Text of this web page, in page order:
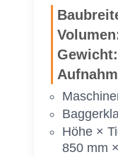
|
|
Ge­wicht:
Höhe ×
850 mm